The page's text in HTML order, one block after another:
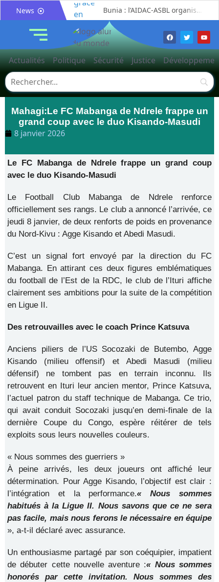
News
Bunia : l’AIDAC-ASBL organise une prière d’action de grâce en l’honneur des finalistes musulmans admis à l’Examen d’État édition 2026
Bunia : des jeunes sensibilisés à la masculinité positive pour lutter contre les violences basées sur le genre
Ituri / Riposte contre Ebola : World Vision forme 50 leaders religieux à Bunia pour transformer la foi en actions contre Ebola
Nord-Kivu : la MONUSCO évacue deux rescapés d’un crash aérien et rapatrie le corps d’une victime à Beni
Mahagi : ASADS Asbl et IEDA Relief sensibilisent la population de Djupabook-Yima contre les violences basées sur le genre
Mahagi:Me Mokili Mungunuti David salue le déploiement de Mont Gabaon et appelle à une identification concertée des axes à asphalter
Actualités Politique Sécurité Justice
Mahagi:Le FC Mabanga de Ndrele frappe un
grand coup avec le duo Kisando-Masudi
8 janvier 2026
Le FC Mabanga de Ndrele frappe un grand coup
avec le duo Kisando-Masudi
​Le Football Club Mabanga de Ndrele renforce
officiellement ses rangs. Le club a annoncé l’arrivée, ce
jeudi 8 janvier, de deux renforts de poids en provenance
du Nord-Kivu : Agge Kisando et Abedi Masudi.
​C’est un signal fort envoyé par la direction du FC
Mabanga. En attirant ces deux figures emblématiques
du football de l’Est de la RDC, le club de l’Ituri affiche
clairement ses ambitions pour la suite de la compétition
en Ligue II.
​Des retrouvailles avec le coach Prince Katsuva
Anciens piliers de l’US Socozaki de Butembo, Agge
Kisando (milieu offensif) et Abedi Masudi (milieu
défensif) ne tombent pas en terrain inconnu. Ils
retrouvent en Ituri leur ancien mentor, Prince Katsuva,
l’actuel patron du staff technique de Mabanga. Ce trio,
qui avait conduit Socozaki jusqu’en demi-finale de la
dernière Coupe du Congo, espère réitérer de tels
exploits sous leurs nouvelles couleurs.
​« Nous sommes des guerriers »
​À peine arrivés, les deux joueurs ont affiché leur
détermination. Pour Agge Kisando, l’objectif est clair :
l’intégration et la performance.« Nous sommes
habitués à la Ligue II. Nous savons que ce ne sera
pas facile, mais nous ferons le nécessaire en équipe
», a-t-il déclaré avec assurance.
​Un enthousiasme partagé par son coéquipier, impatient
de débuter cette nouvelle aventure :« Nous sommes
honorés par cette invitation. Nous sommes des